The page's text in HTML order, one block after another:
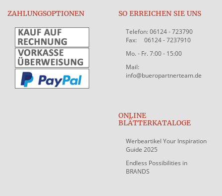
ZAHLUNGSOPTIONEN SO ERREICHEN SIE UNS
Telefon: 06124 - 723790
Fax: 06124 - 7237910
Mo. - Fr. 7:00 - 15:00
Mail:
info@bueropartnerteam.de
ONLINE
BLÄTTERKATALOGE
Werbeartikel Your Inspiration
Guide 2025
Endless Possibilities in
BRANDS